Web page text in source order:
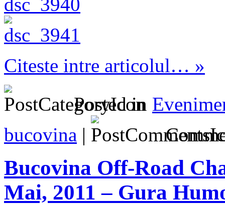
Citeste intre articolul… »
Posted in
bucovina |
Bucovina Off-Road
Mai, 2011 – Gura